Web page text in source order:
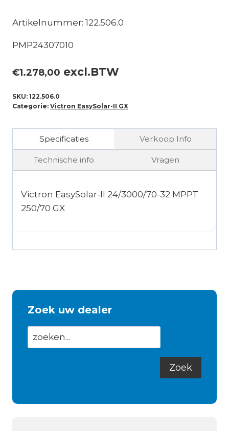
Artikelnummer: 122.506.0
PMP24307010
€1.278,00 excl.BTW
SKU: 122.506.0
Categorie: Victron EasySolar-II GX
Specificaties Verkoop Info
Technische info Vragen
Victron EasySolar-II 24/3000/70-32 MPPT
250/70 GX
Zoek uw dealer